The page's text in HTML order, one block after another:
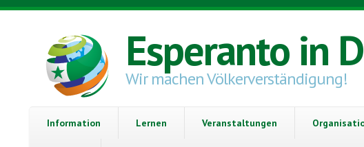
Direkt zum Inhalt
Esperanto in
Wir machen Völkerverständigung!
Information Lernen Veranstaltungen